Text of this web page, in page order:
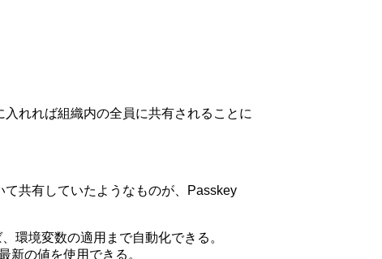
れれば組織内の全員に共有されることに
共有していたようなものが、Passkey
環境変数の適用まで自動化できる。
新の値を使用できる。